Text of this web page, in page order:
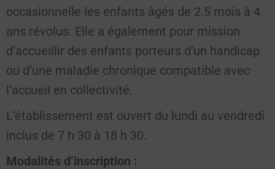
occasionnelle les enfants âgés de 2.5 mois à 4
ans révolus. Elle a également pour mission
d’accueillir des enfants porteurs d’un handicap
ou d’une maladie chronique compatible avec
l’accueil en collectivité.
L’établissement est ouvert du lundi au vendredi
inclus de 7 h 30 à 18 h 30.
Modalités d’inscription :